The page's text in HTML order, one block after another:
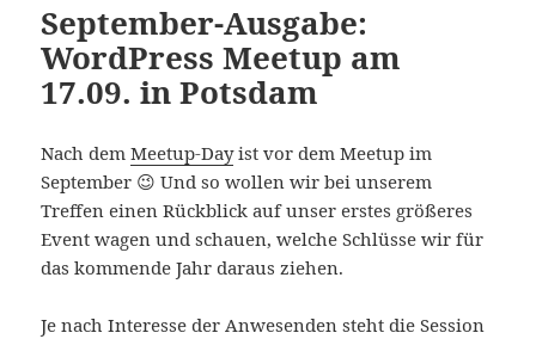
September-Ausgabe:
WordPress Meetup am
17.09. in Potsdam
Nach demMeetup-Dayist vor dem Meetup im
September 😉 Und so wollen wir bei unserem
Treffen einen Rückblick auf unser erstes größeres
Event wagen und schauen, welche Schlüsse wir für
das kommende Jahr daraus ziehen.
Je nach Interesse der Anwesenden steht die Session